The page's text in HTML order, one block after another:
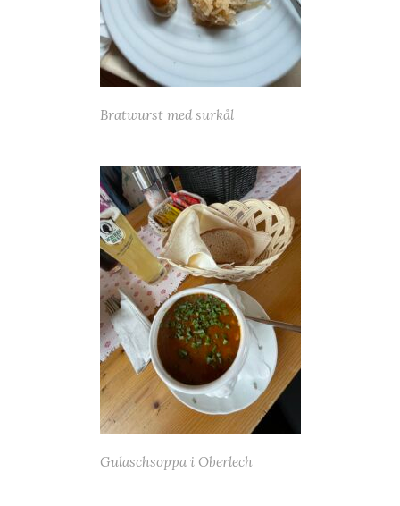
Bratwurst med surkål
Gulaschsoppa i Oberlech